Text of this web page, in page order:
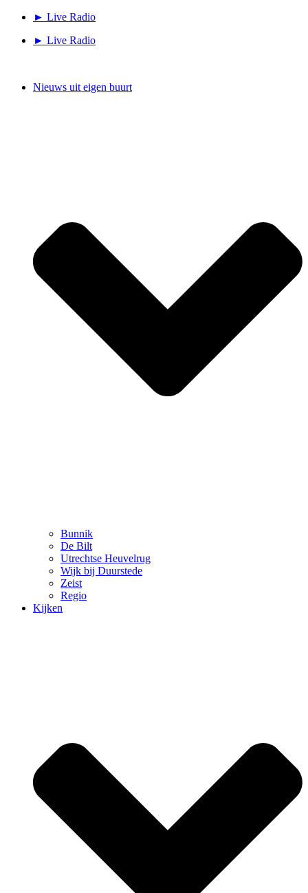
► Live Radio
► Live Radio
Nieuws uit eigen buurt
Bunnik
De Bilt
Utrechtse Heuvelrug
Wijk bij Duurstede
Zeist
Regio
Kijken